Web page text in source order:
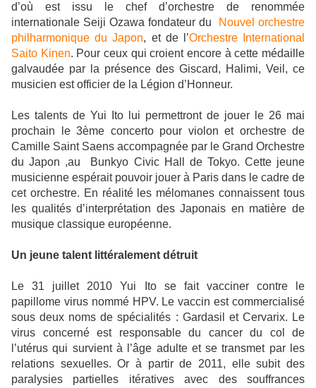
d’où est issu le chef d’orchestre de renommée
internationale Seiji Ozawa fondateur du
Nouvel orchestre
philharmonique du Japon, et de l’Orchestre International
Saito Kinen. Pour ceux qui croient encore à cette médaille
galvaudée par la présence des Giscard, Halimi, Veil, ce
musicien est officier de la Légion d’Honneur.
Les talents de Yui Ito lui permettront de jouer le 26 mai
prochain le 3ème concerto pour violon et orchestre de
Camille Saint Saens accompagnée par le Grand Orchestre
du Japon ,au Bunkyo Civic Hall de Tokyo. Cette jeune
musicienne espérait pouvoir jouer à Paris dans le cadre de
cet orchestre. En réalité les mélomanes connaissent tous
les qualités d’interprétation des Japonais en matière de
musique classique européenne.
Un jeune talent littéralement détruit
Le 31 juillet 2010 Yui Ito se fait vacciner contre le
papillome virus nommé HPV. Le vaccin est commercialisé
sous deux noms de spécialités : Gardasil et Cervarix. Le
virus concerné est responsable du cancer du col de
l’utérus qui survient à l’âge adulte et se transmet par les
relations sexuelles. Or à partir de 2011, elle subit des
paralysies partielles itératives avec des souffrances